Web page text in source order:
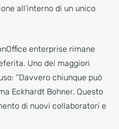
all’interno di un unico
enterprise rimane
Uno dei maggiori
“Davvero chiunque può
Eckhardt Bohner. Questo
di nuovi collaboratori e